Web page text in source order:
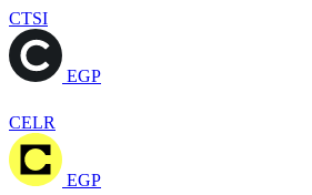
CTSI
EGP
CELR
EGP